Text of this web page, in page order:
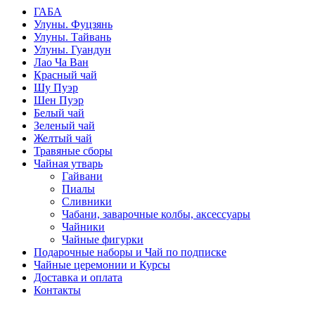
ГАБА
Улуны. Фуцзянь
Улуны. Тайвань
Улуны. Гуандун
Лао Ча Ван
Красный чай
Шу Пуэр
Шен Пуэр
Белый чай
Зеленый чай
Желтый чай
Травяные сборы
Чайная утварь
Гайвани
Пиалы
Сливники
Чабани, заварочные колбы, аксессуары
Чайники
Чайные фигурки
Подарочные наборы и Чай по подписке
Чайные церемонии и Курсы
Доставка и оплата
Контакты